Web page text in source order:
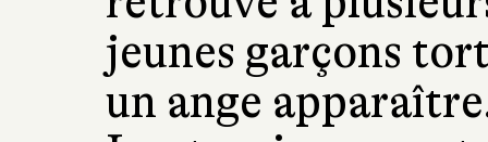
jeunes garçons
un ange